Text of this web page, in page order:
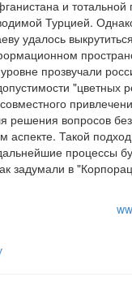
и тотальной
Турцией.
удалось
прозвучали
"цветных
вопросов
аспекте. Такой
процессы
задумали в